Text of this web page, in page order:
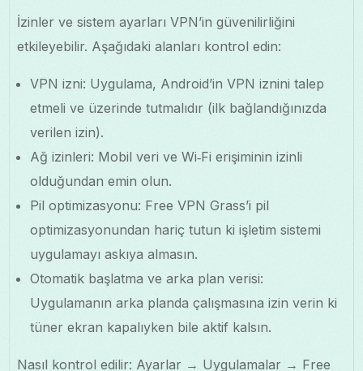
İzinler ve sistem ayarları VPN’in güvenilirliğini
etkileyebilir. Aşağıdaki alanları kontrol edin:
VPN izni: Uygulama, Android’in VPN iznini talep
etmeli ve üzerinde tutmalıdır (ilk bağlandığınızda
verilen izin).
Ağ izinleri: Mobil veri ve Wi‑Fi erişiminin izinli
olduğundan emin olun.
Pil optimizasyonu: Free VPN Grass’i pil
optimizasyonundan hariç tutun ki işletim sistemi
uygulamayı askıya almasın.
Otomatik başlatma ve arka plan verisi:
Uygulamanın arka planda çalışmasına izin verin ki
tüner ekran kapalıyken bile aktif kalsın.
Nasıl kontrol edilir: Ayarlar → Uygulamalar → Free